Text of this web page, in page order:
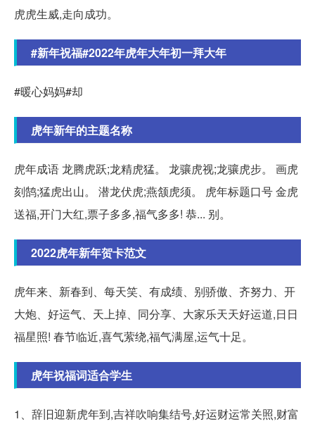
虎虎生威,走向成功。
#新年祝福#2022年虎年大年初一拜大年
#暖心妈妈#却
虎年新年的主题名称
虎年成语 龙腾虎跃;龙精虎猛。 龙骧虎视;龙骧虎步。 画虎
刻鹄;猛虎出山。 潜龙伏虎;燕颔虎须。 虎年标题口号 金虎
送福,开门大红,票子多多,福气多多! 恭... 别。
2022虎年新年贺卡范文
虎年来、新春到、每天笑、有成绩、别骄傲、齐努力、开
大炮、好运气、天上掉、同分享、大家乐天天好运道,日日
福星照! 春节临近,喜气萦绕,福气满屋,运气十足。
虎年祝福词适合学生
1、辞旧迎新虎年到,吉祥吹响集结号,好运财运常关照,财富